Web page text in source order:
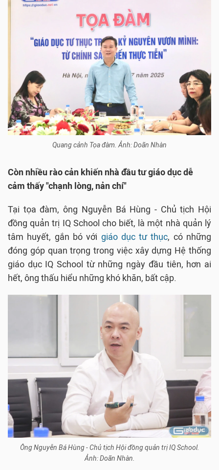
Quang cảnh Tọa đàm. Ảnh: Doãn Nhàn
Còn nhiều rào cản khiến nhà đầu tư giáo dục dễ
cảm thấy "chạnh lòng, nản chí"
Tại tọa đàm, ông Nguyễn Bá Hùng - Chủ tịch Hội
đồng quản trị IQ School cho biết, là một nhà quản lý
tâm huyết, gắn bó với giáo dục tư thục, có những
đóng góp quan trọng trong việc xây dựng Hệ thống
giáo dục IQ School từ những ngày đầu tiên, hơn ai
hết, ông thấu hiểu những khó khăn, bất cập.
Ông Nguyễn Bá Hùng - Chủ tịch Hội đồng quản trị IQ School.
Ảnh: Doãn Nhàn.